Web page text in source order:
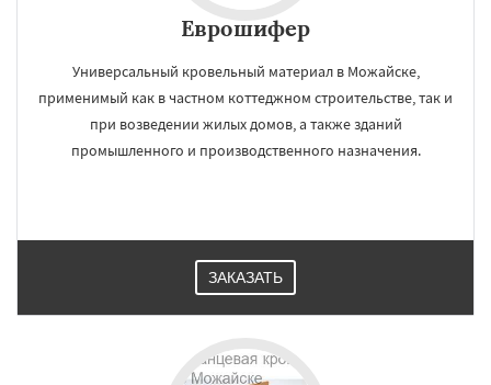
Еврошифер
Универсальный кровельный материал в Можайске,
применимый как в частном коттеджном строительстве, так и
при возведении жилых домов, а также зданий
промышленного и производственного назначения.
ЗАКАЗАТЬ